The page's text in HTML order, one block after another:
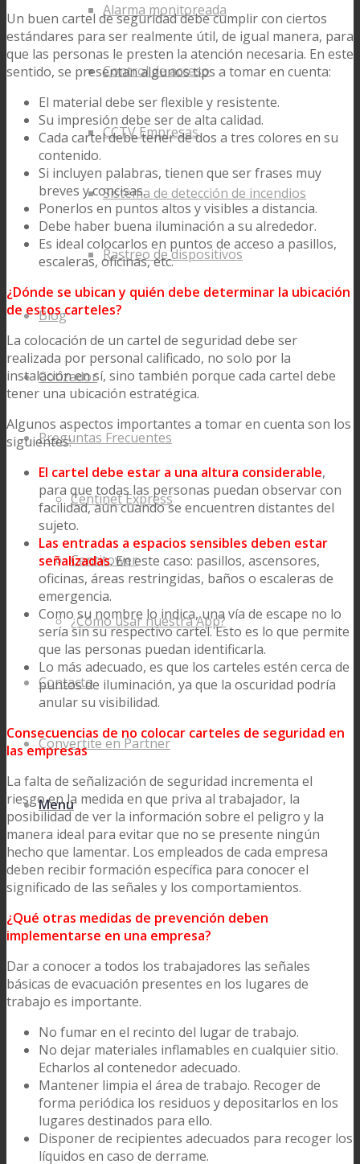
Alarma monitoreada
Control de acceso
CCTV Empresas
Sistema de detección de incendios
Rastreo de dispositivos
Blog
Cotizador
Preguntas Frecuentes
Centinet Express
Centitower
¿Cómo usar nuestra App?
Contacto
Convertite en Partner
Menu
Un buen cartel de seguridad debe cumplir con ciertos
estándares para ser realmente útil, de igual manera, para
que las personas le presten la atención necesaria. En este
sentido, se presentan algunos tips a tomar en cuenta:
El material debe ser flexible y resistente.
Su impresión debe ser de alta calidad.
Cada cartel debe tener de dos a tres colores en su
contenido.
Si incluyen palabras, tienen que ser frases muy
breves y concisas.
Ponerlos en puntos altos y visibles a distancia.
Debe haber buena iluminación a su alrededor.
Es ideal colocarlos en puntos de acceso a pasillos,
escaleras, oficinas, etc.
¿Dónde se ubican y quién debe determinar la ubicación
de estos carteles?
La colocación de un cartel de seguridad debe ser
realizada por personal calificado, no solo por la
instalación en sí, sino también porque cada cartel debe
tener una ubicación estratégica.
Algunos aspectos importantes a tomar en cuenta son los
siguientes:
El cartel debe estar a una altura considerable,
para que todas las personas puedan observar con
facilidad, aún cuando se encuentren distantes del
sujeto.
Las entradas a espacios sensibles deben estar
señalizadas. En este caso: pasillos, ascensores,
oficinas, áreas restringidas, baños o escaleras de
emergencia.
Como su nombre lo indica, una vía de escape no lo
sería sin su respectivo cartel. Esto es lo que permite
que las personas puedan identificarla.
Lo más adecuado, es que los carteles estén cerca de
puntos de iluminación, ya que la oscuridad podría
anular su visibilidad.
Consecuencias de no colocar carteles de seguridad en
las empresas
La falta de señalización de seguridad incrementa el
riesgo en la medida en que priva al trabajador, la
posibilidad de ver la información sobre el peligro y la
manera ideal para evitar que no se presente ningún
hecho que lamentar. Los empleados de cada empresa
deben recibir formación específica para conocer el
significado de las señales y los comportamientos.
¿Qué otras medidas de prevención deben
implementarse en una empresa?
Dar a conocer a todos los trabajadores las señales
básicas de evacuación presentes en los lugares de
trabajo es importante.
No fumar en el recinto del lugar de trabajo.
No dejar materiales inflamables en cualquier sitio.
Echarlos al contenedor adecuado.
Mantener limpia el área de trabajo. Recoger de
forma periódica los residuos y depositarlos en los
lugares destinados para ello.
Disponer de recipientes adecuados para recoger los
líquidos en caso de derrame.